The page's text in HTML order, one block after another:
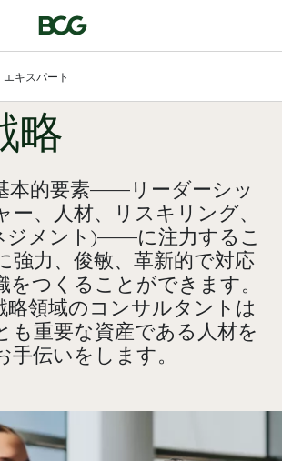
エキスパート
略
本的要素――リーダーシッ
ー、人材、リスキリング、
ジメント)――に注力するこ
強力、俊敏、革新的で対応
をつくることができます。
略領域のコンサルタントは
も重要な資産である人材を
手伝いをします。